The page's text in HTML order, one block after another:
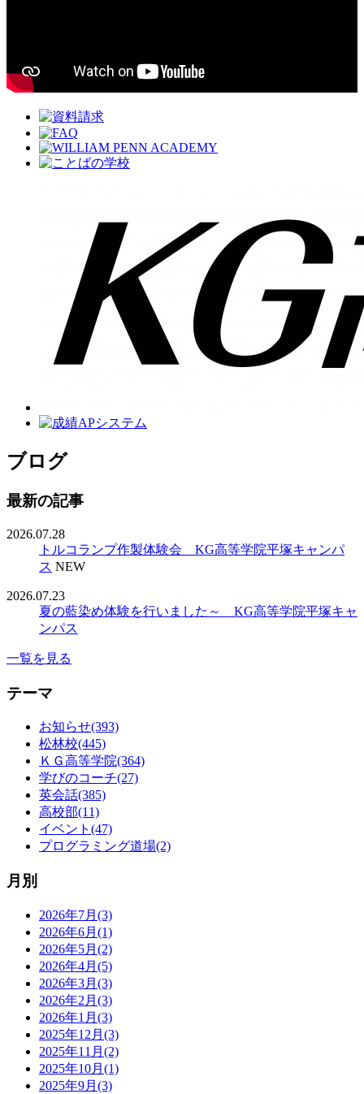
ブログ
最新の記事
2026.07.28
トルコランプ作製体験会 KG高等学院平塚キャンパ
ス NEW
2026.07.23
夏の藍染め体験を行いました～ KG高等学院平塚キャ
ンパス
一覧を見る
テーマ
お知らせ(393)
松林校(445)
ＫＧ高等学院(364)
学びのコーチ(27)
英会話(385)
高校部(11)
イベント(47)
プログラミング道場(2)
月別
2026年7月(3)
2026年6月(1)
2026年5月(2)
2026年4月(5)
2026年3月(3)
2026年2月(3)
2026年1月(3)
2025年12月(3)
2025年11月(2)
2025年10月(1)
2025年9月(3)